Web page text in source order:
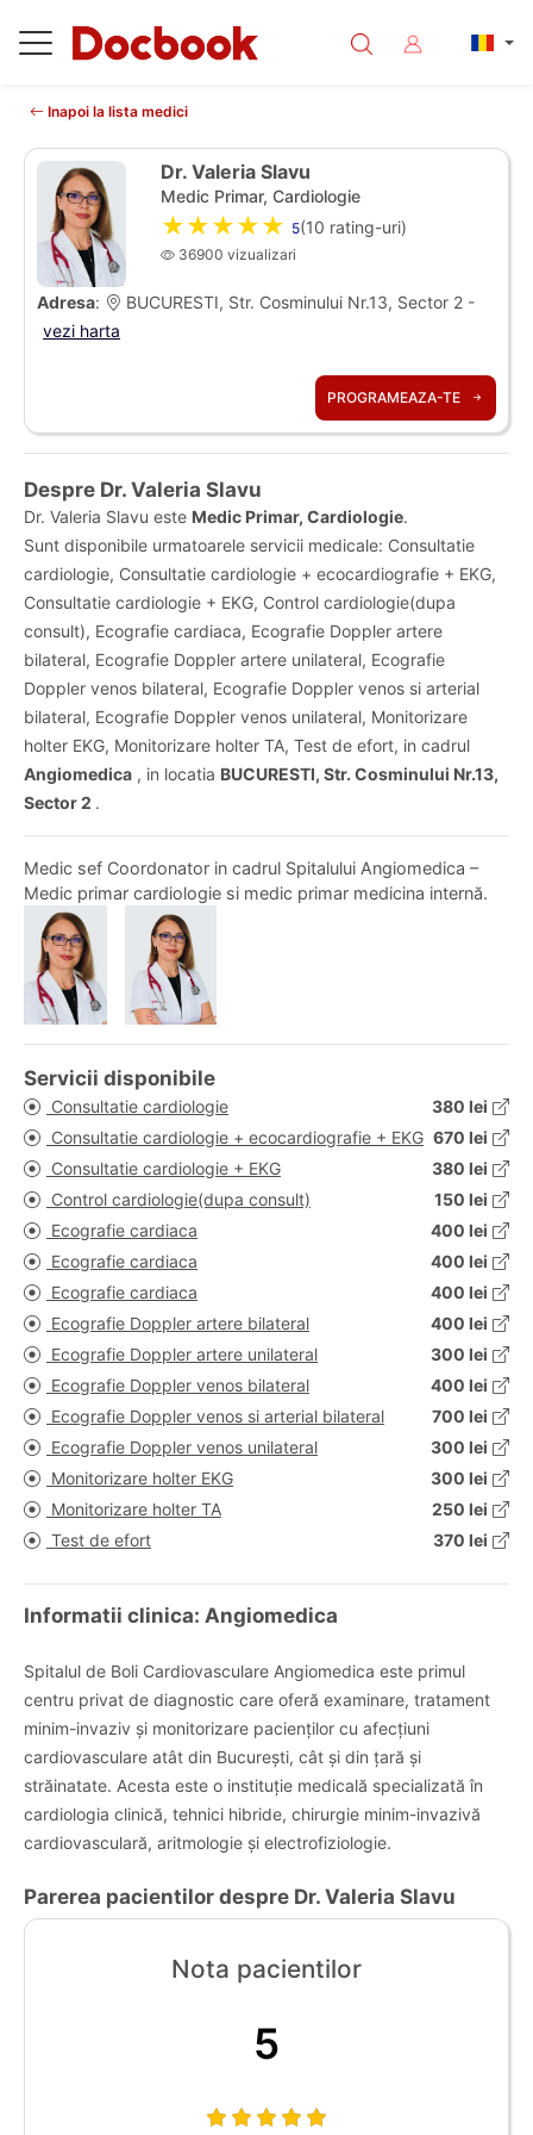
Inapoi la lista medici
Dr. Valeria Slavu
Medic Primar, Cardiologie
★★★★★ 5(10 rating-uri)
36900 vizualizari
Adresa:
BUCURESTI, Str. Cosminului Nr.13, Sector 2 -
vezi harta
PROGRAMEAZA-TE
Despre Dr. Valeria Slavu
Dr. Valeria Slavu este Medic Primar, Cardiologie.
Sunt disponibile urmatoarele servicii medicale: Consultatie
cardiologie, Consultatie cardiologie + ecocardiografie + EKG,
Consultatie cardiologie + EKG, Control cardiologie(dupa
consult), Ecografie cardiaca, Ecografie Doppler artere
bilateral, Ecografie Doppler artere unilateral, Ecografie
Doppler venos bilateral, Ecografie Doppler venos si arterial
bilateral, Ecografie Doppler venos unilateral, Monitorizare
holter EKG, Monitorizare holter TA, Test de efort, in cadrul
Angiomedica , in locatia BUCURESTI, Str. Cosminului Nr.13,
Sector 2 .
Medic sef Coordonator in cadrul Spitalului Angiomedica –
Medic primar cardiologie si medic primar medicina internă.
Servicii disponibile
Consultatie cardiologie
380 lei
Consultatie cardiologie + ecocardiografie + EKG 670 lei
Consultatie cardiologie + EKG
380 lei
Control cardiologie(dupa consult)
150 lei
Ecografie cardiaca
400 lei
Ecografie cardiaca
400 lei
Ecografie cardiaca
400 lei
Ecografie Doppler artere bilateral
400 lei
Ecografie Doppler artere unilateral
300 lei
Ecografie Doppler venos bilateral
400 lei
Ecografie Doppler venos si arterial bilateral
700 lei
Ecografie Doppler venos unilateral
300 lei
Monitorizare holter EKG
300 lei
Monitorizare holter TA
250 lei
Test de efort
370 lei
Informatii clinica: Angiomedica
Spitalul de Boli Cardiovasculare Angiomedica este primul
centru privat de diagnostic care oferă examinare, tratament
minim-invaziv și monitorizare pacienților cu afecțiuni
cardiovasculare atât din București, cât și din țară și
străinatate. Acesta este o instituție medicală specializată în
cardiologia clinică, tehnici hibride, chirurgie minim-invazivă
cardiovasculară, aritmologie și electrofiziologie.
Parerea pacientilor despre Dr. Valeria Slavu
Nota pacientilor
5